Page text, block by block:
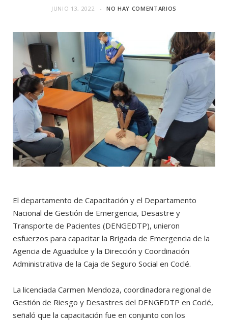
JUNIO 13, 2022 NO HAY COMENTARIOS
El departamento de Capacitación y el Departamento
Nacional de Gestión de Emergencia, Desastre y
Transporte de Pacientes (DENGEDTP), unieron
esfuerzos para capacitar la Brigada de Emergencia de la
Agencia de Aguadulce y la Dirección y Coordinación
Administrativa de la Caja de Seguro Social en Coclé.
La licenciada Carmen Mendoza, coordinadora regional de
Gestión de Riesgo y Desastres del DENGEDTP en Coclé,
señaló que la capacitación fue en conjunto con los